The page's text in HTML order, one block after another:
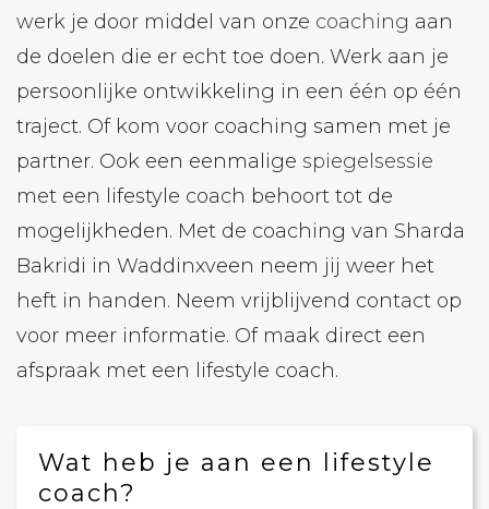
werk je door middel van onze coaching aan
de doelen die er echt toe doen. Werk aan je
persoonlijke ontwikkeling in een één op één
traject. Of kom voor coaching samen met je
partner. Ook een eenmalige spiegelsessie
met een lifestyle coach behoort tot de
mogelijkheden. Met de coaching van Sharda
Bakridi in Waddinxveen neem jij weer het
heft in handen. Neem vrijblijvend contact op
voor meer informatie. Of maak direct een
afspraak met een lifestyle coach.
Wat heb je aan een lifestyle
coach?